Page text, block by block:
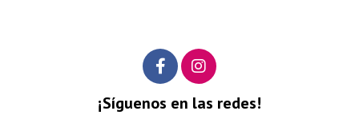
¡Síguenos en las redes!